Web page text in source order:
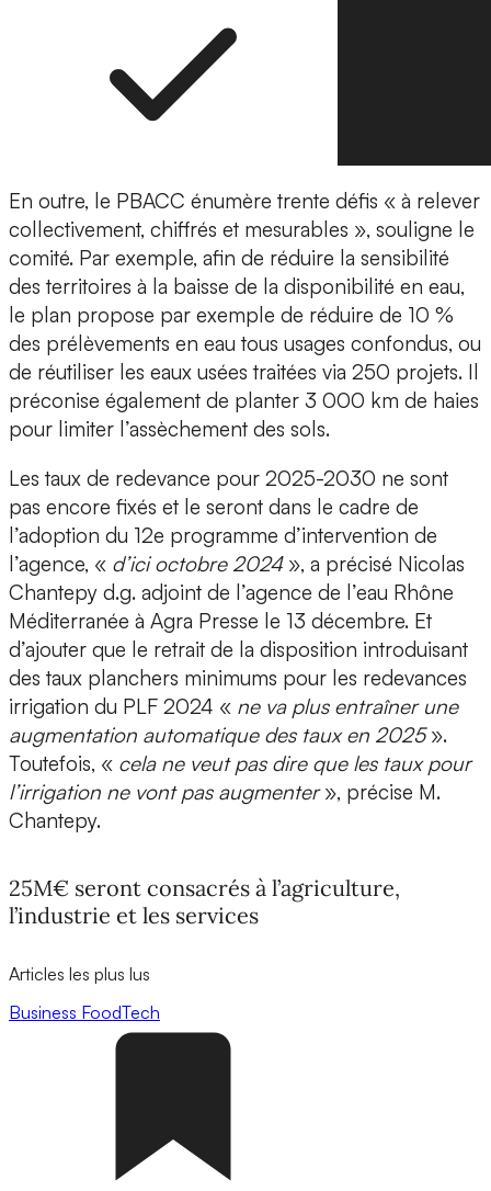
En outre, le PBACC énumère trente défis « à relever
collectivement, chiffrés et mesurables », souligne le
comité. Par exemple, afin de réduire la sensibilité
des territoires à la baisse de la disponibilité en eau,
le plan propose par exemple de réduire de 10 %
des prélèvements en eau tous usages confondus, ou
de réutiliser les eaux usées traitées via 250 projets. Il
préconise également de planter 3 000 km de haies
pour limiter l’assèchement des sols.
Les taux de redevance pour 2025-2030 ne sont
pas encore fixés et le seront dans le cadre de
l’adoption du 12e programme d’intervention de
l’agence, « d’ici octobre 2024», a précisé Nicolas
Chantepy d.g. adjoint de l’agence de l’eau Rhône
Méditerranée à Agra Presse le 13 décembre. Et
d’ajouter que le retrait de la disposition introduisant
des taux planchers minimums pour les redevances
irrigation du PLF 2024 « ne va plus entraîner une
augmentation automatique des taux en 2025».
Toutefois, « cela ne veut pas dire que les taux pour
l’irrigation ne vont pas augmenter», précise M.
Chantepy.
25M€ seront consacrés à l’agriculture,
l’industrie et les services
Articles les plus lus
Business FoodTech